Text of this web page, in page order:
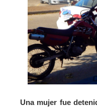
Una mujer fue